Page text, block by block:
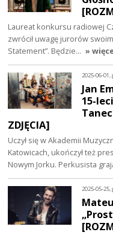
Laureat konkursu radiowej
zwrócił uwagę jurorów
Statement”. Będzie… »
2025-06-
Jan
15-
ZDJĘCIA]
Uczył się w Akademii
Katowicach, ukończył też
Nowym Jorku. Perkusista
2025-05-